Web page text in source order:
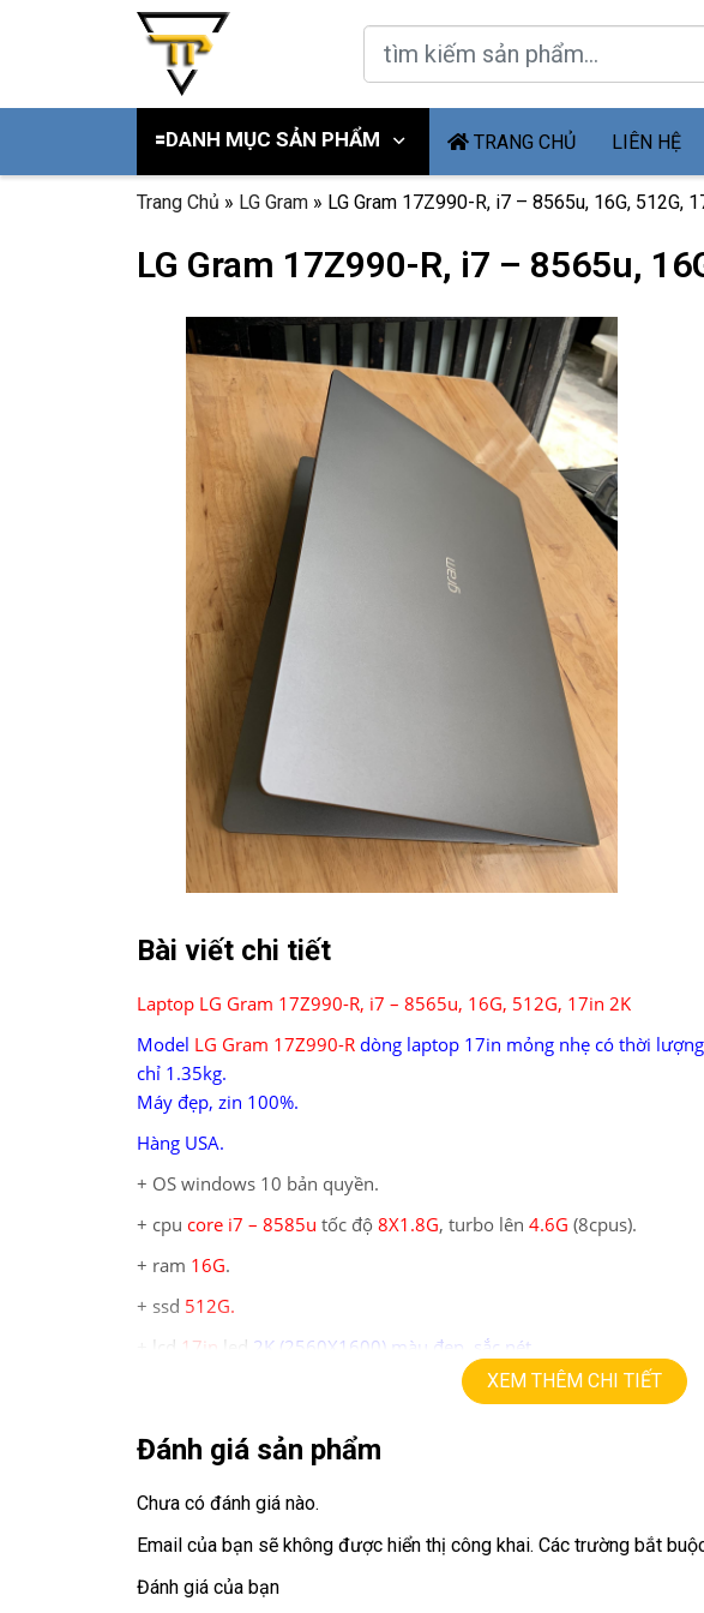
🟰DANH MỤC SẢN PHẨM TRANG CHỦ LIÊN HỆ
Trang Chủ » LG Gram » LG Gram 17Z990-R, i7 – 8565u, 16G, 512G,
LG Gram 17Z990-R, i7 – 8565u,
Bài viết chi tiết
Laptop LG Gram 17Z990-R, i7 – 8565u, 16G, 512G, 17in 2K
Model LG Gram 17Z990-R dòng laptop 17in mỏng nhẹ có thời
chỉ 1.35kg.
Máy đẹp, zin 100%.
Hàng USA.
+ OS windows 10 bản quyền.
+ cpu core i7 – 8585u tốc độ 8X1.8G, turbo lên 4.6G (8cpus).
+ ram 16G.
+ ssd 512G.
+ lcd 17in led 2K (2560X1600) màu đẹp, sắc nét.
+ Pin 10h
+ Finger printer
+ Phím chiclet, full phím số,có đèn phím
Giá : 13,9tr
XEM THÊM CHI TIẾT
Đánh giá sản phẩm
Chưa có đánh giá nào.
Email của bạn sẽ không được hiển thị công khai. Các trường bắt
Đánh giá của bạn